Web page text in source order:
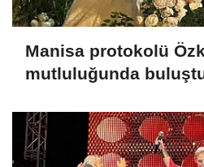
Manisa protokolü
mutluluğunda